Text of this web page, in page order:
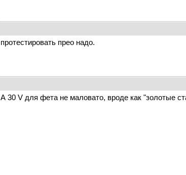
протестировать прео надо.
А 30 V для фета не маловато, вроде как "золотые